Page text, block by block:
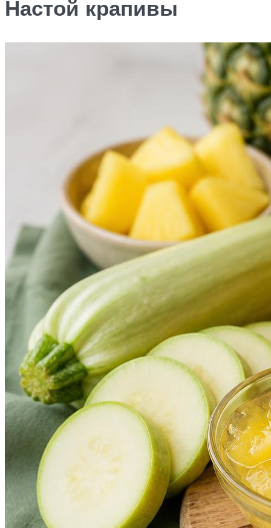
Настой крапивы